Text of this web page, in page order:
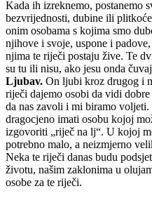
Kada ih izreknemo, postanemo
bezvrijednosti, dubine ili
onim osobama s kojima smo
njihove i svoje, uspone i
njima te riječi postaju žive. Te
su tu ili nisu, ako jesu onda
Ljubav. On ljubi kroz drugog i
riječi dajemo osobi da vidi
da nas zavoli i mi biramo
dragocjeno imati osobu kojoj
izgovoriti „riječ na lj“. U kojoj
potrebno malo, a neizmjerno
Neka te riječi danas budu
životu, našim zaklonima u
osobe za te riječi.